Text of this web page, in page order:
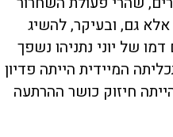
גם, ובעיקר, להשיג
של יוני נתניהו נשפך
המיידית הייתה פדיון
חיזוק כושר ההרתעה